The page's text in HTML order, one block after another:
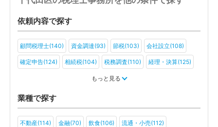
依頼内容で探す
顧問税理士(140) 資金調達(93) 節税(103) 会社設立(108)
確定申告(124) 相続税(104) 税務調査(110) 経理・決算(125)
もっと見る
業種で探す
不動産(114) 金融(70) 飲食(106) 流通・小売(112)